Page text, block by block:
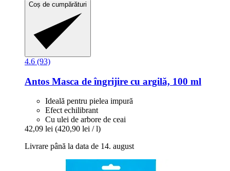
Coș de cumpărături
4.6 (93)
Antos Masca de îngrijire cu argilă, 100 ml
Ideală pentru pielea impură
Efect echilibrant
Cu ulei de arbore de ceai
42,09 lei (420,90 lei / l)
Livrare până la data de 14. august